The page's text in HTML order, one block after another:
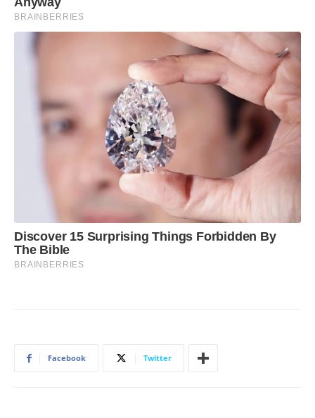
Facebook Twitter